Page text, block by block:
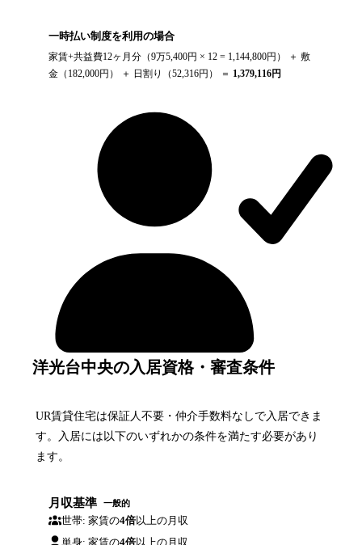
一時払い制度を利用の場合
家賃+共益費12ヶ月分（9万5,400円 × 12 = 1,144,800円） ＋ 敷
金（ 182,000円） ＋ 日割り（52,316円） ＝ 1,379,116円
洋光台中央の入居資格・審査条件
UR賃貸住宅は保証人不要・仲介手数料なしで入居できま
す。入居には以下のいずれかの条件を満たす必要があり
ます。
月収基準 一般的
世帯: 家賃の4倍以上の月収
単身: 家賃の4倍以上の月収